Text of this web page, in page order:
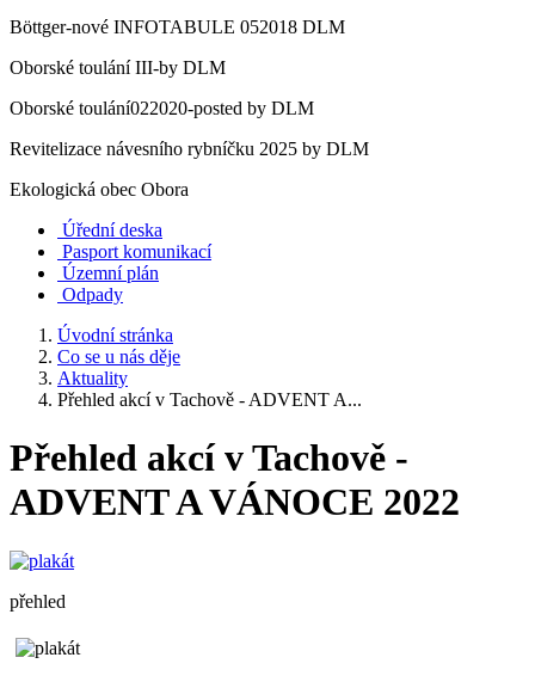
Böttger-nové INFOTABULE 052018 DLM
Oborské toulání III-by DLM
Oborské toulání022020-posted by DLM
Revitelizace návesního rybníčku 2025 by DLM
Ekologická obec Obora
Úřední deska
Pasport komunikací
Územní plán
Odpady
Úvodní stránka
Co se u nás děje
Aktuality
Přehled akcí v Tachově - ADVENT A...
Přehled akcí v Tachově -
ADVENT A VÁNOCE 2022
přehled